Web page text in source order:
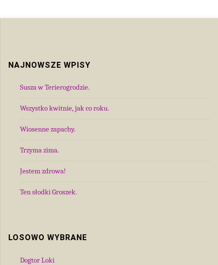
NAJNOWSZE WPISY
Susza w Terierogrodzie.
Wszystko kwitnie, jak co roku.
Wiosenne zapachy.
Trzyma zima.
Jestem zdrowa!
Ten słodki Groszek.
LOSOWO WYBRANE
Dogtor Loki